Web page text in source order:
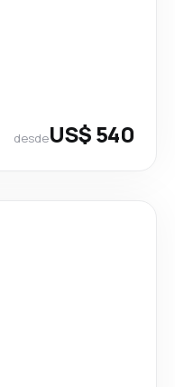
desdeUS$ 540